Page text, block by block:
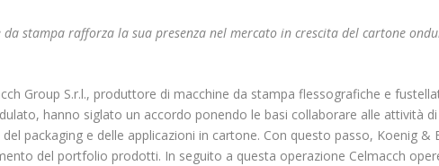
stampa rafforza la sua presenza nel mercato in crescita del cartone
Group S.r.l., produttore di macchine da stampa flessografiche e
hanno siglato un accordo ponendo le basi collaborare alle attività
packaging e delle applicazioni in cartone. Con questo passo, Koenig &
del portfolio prodotti. In seguito a questa operazione Celmacch